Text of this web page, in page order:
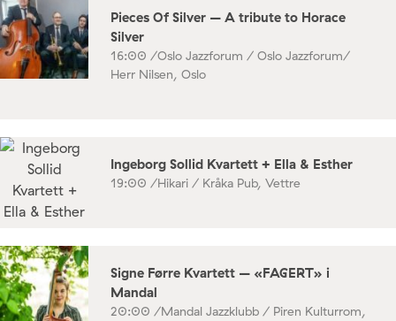
Pieces Of Silver – A tribute to Horace
Silver
16:00 /Oslo Jazzforum / Oslo Jazzforum/
Herr Nilsen, Oslo
Ingeborg Sollid Kvartett + Ella & Esther
19:00 /Hikari / Kråka Pub, Vettre
Signe Førre Kvartett – «FAGERT» i
Mandal
20:00 /Mandal Jazzklubb / Piren Kulturrom,